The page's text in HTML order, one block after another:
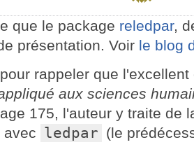
que le package reledpar,
présentation. Voir le blog
rappeler que
aux sciences
175, l'auteur y traite de
avec ledpar (le